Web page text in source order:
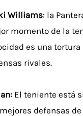
Williams: la
momento de la
es una tortura
rivales.
El teniente está
defensas